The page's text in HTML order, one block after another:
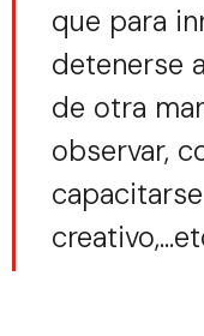
que para
detenerse
de otra
observar,